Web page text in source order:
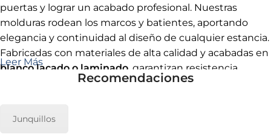
puertas y lograr un acabado profesional. Nuestras
molduras rodean los marcos y batientes, aportando
elegancia y continuidad al diseño de cualquier estancia.
Fabricadas con materiales de alta calidad y acabadas en
blanco lacado o laminado , garantizan resistencia,
durabilidad y un resultado impecable que se integra a la
Estas molduras permiten disimular juntas y pequeños
Leer Más
Recomendaciones
Junquillos